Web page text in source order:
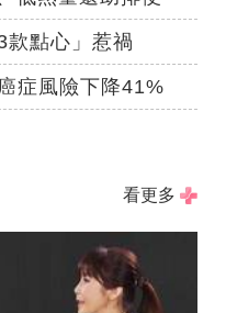
款點心」惹禍
症風險下降41%
看更多